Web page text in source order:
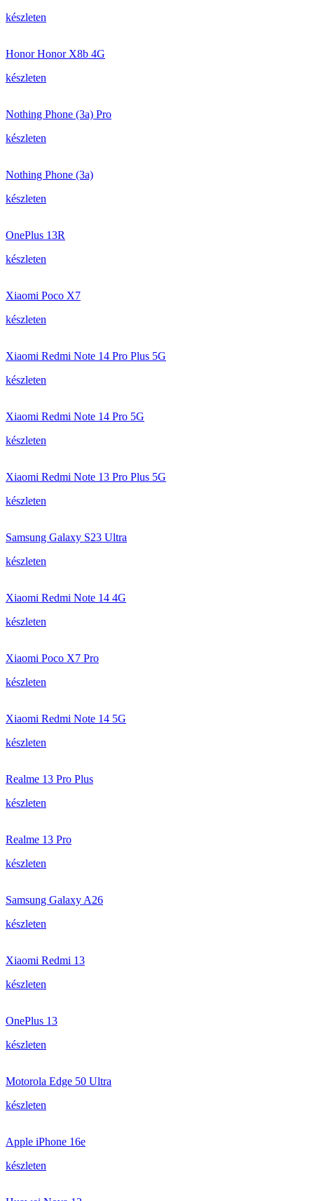
készleten
Honor Honor X8b 4G
készleten
Nothing Phone (3a) Pro
készleten
Nothing Phone (3a)
készleten
OnePlus 13R
készleten
Xiaomi Poco X7
készleten
Xiaomi Redmi Note 14 Pro Plus 5G
készleten
Xiaomi Redmi Note 14 Pro 5G
készleten
Xiaomi Redmi Note 13 Pro Plus 5G
készleten
Samsung Galaxy S23 Ultra
készleten
Xiaomi Redmi Note 14 4G
készleten
Xiaomi Poco X7 Pro
készleten
Xiaomi Redmi Note 14 5G
készleten
Realme 13 Pro Plus
készleten
Realme 13 Pro
készleten
Samsung Galaxy A26
készleten
Xiaomi Redmi 13
készleten
OnePlus 13
készleten
Motorola Edge 50 Ultra
készleten
Apple iPhone 16e
készleten